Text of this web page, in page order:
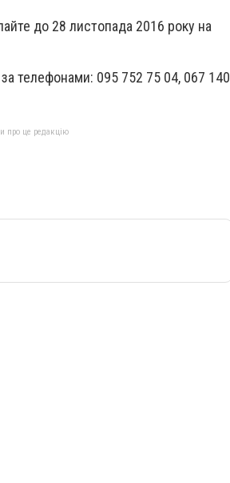
до 28 листопада 2016 року на
телефонами: 095 752 75 04, 067 140
про це редакцію